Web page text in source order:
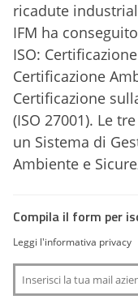
ricadute
IFM ha
ISO:
Certificazione
Certificazione
(ISO 27001). Le
un Sistema di
Ambiente e
Compila il form per
Leggi l'informativa privacy